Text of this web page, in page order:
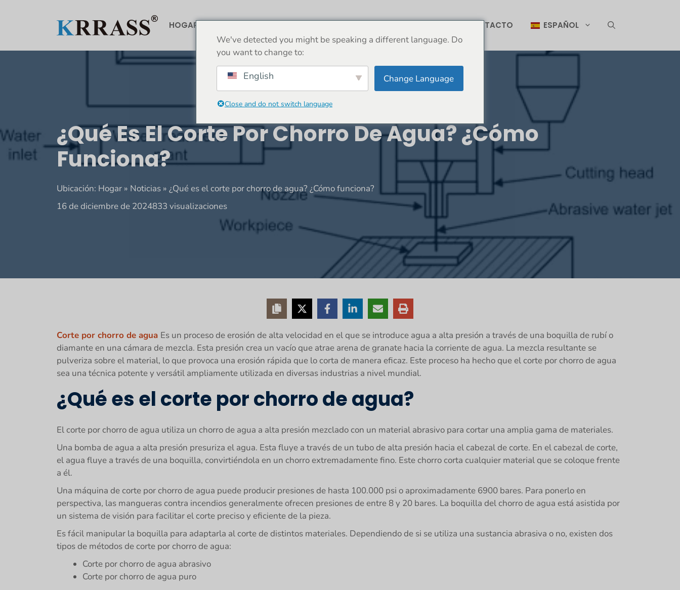
HOGAR CONTACTO ESPAÑOL
¿Qué Es El Corte Por Chorro De Agua? ¿Cómo
Funciona?
Ubicación: Hogar » Noticias » ¿Qué es el corte por chorro de agua? ¿Cómo funciona?
16 de diciembre de 2024833 visualizaciones
Corte por chorro de agua Es un proceso de erosión de alta velocidad en el que se introduce agua a alta presión a través de una boquilla de rubí o
diamante en una cámara de mezcla. Esta presión crea un vacío que atrae arena de granate hacia la corriente de agua. La mezcla resultante se
pulveriza sobre el material, lo que provoca una erosión rápida que lo corta de manera eficaz. Este proceso ha hecho que el corte por chorro de agua
sea una técnica potente y versátil ampliamente utilizada en diversas industrias a nivel mundial.
¿Qué es el corte por chorro de agua?
El corte por chorro de agua utiliza un chorro de agua a alta presión mezclado con un material abrasivo para cortar una amplia gama de materiales.
Una bomba de agua a alta presión presuriza el agua. Esta fluye a través de un tubo de alta presión hacia el cabezal de corte. En el cabezal de corte,
el agua fluye a través de una boquilla, convirtiéndola en un chorro extremadamente fino. Este chorro corta cualquier material que se coloque frente
a él.
Una máquina de corte por chorro de agua puede producir presiones de hasta 100.000 psi o aproximadamente 6900 bares. Para ponerlo en
perspectiva, las mangueras contra incendios generalmente ofrecen presiones de entre 8 y 20 bares. La boquilla del chorro de agua está asistida por
un sistema de visión para facilitar el corte preciso y eficiente de la pieza.
Es fácil manipular la boquilla para adaptarla al corte de distintos materiales. Dependiendo de si se utiliza una sustancia abrasiva o no, existen dos
tipos de métodos de corte por chorro de agua:
Corte por chorro de agua abrasivo
Corte por chorro de agua puro
We've detected you might be speaking a different language. Do
you want to change to:
English Change Language
Close and do not switch language